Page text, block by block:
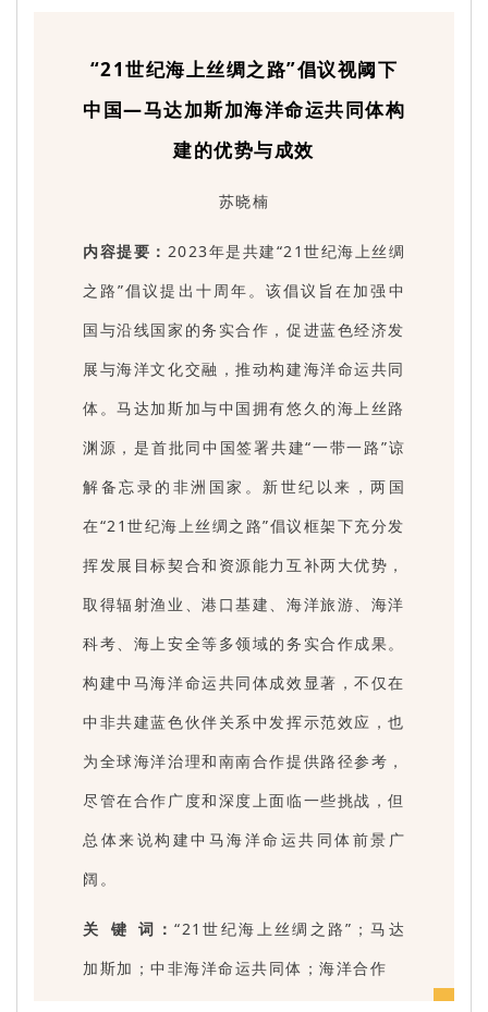
“21世纪海上丝绸之路”倡议视阈下
中国—马达加斯加海洋命运共同体构
建的优势与成效
苏晓楠
内容提要： 2023年是共建“21世纪海上丝绸
之路”倡议提出十周年。该倡议旨在加强中
国与沿线国家的务实合作，促进蓝色经济发
展与海洋文化交融，推动构建海洋命运共同
体。马达加斯加与中国拥有悠久的海上丝路
渊源，是首批同中国签署共建“一带一路”谅
解备忘录的非洲国家。新世纪以来，两国
在“21世纪海上丝绸之路”倡议框架下充分发
挥发展目标契合和资源能力互补两大优势，
取得辐射渔业、港口基建、海洋旅游、海洋
科考、海上安全等多领域的务实合作成果。
构建中马海洋命运共同体成效显著，不仅在
中非共建蓝色伙伴关系中发挥示范效应，也
为全球海洋治理和南南合作提供路径参考，
尽管在合作广度和深度上面临一些挑战，但
总体来说构建中马海洋命运共同体前景广
阔。
关 键 词：“21世纪海上丝绸之路”；马达
加斯加；中非海洋命运共同体；海洋合作